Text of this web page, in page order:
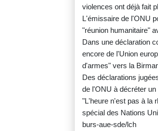
violences ont déjà fait
L'émissaire de l'ONU
"réunion humanitaire"
Dans une déclaration
encore de l'Union
d'armes" vers la
Des déclarations
de l'ONU à décréter
"L'heure n'est pas à la
spécial des Nations
burs-aue-sde/lch